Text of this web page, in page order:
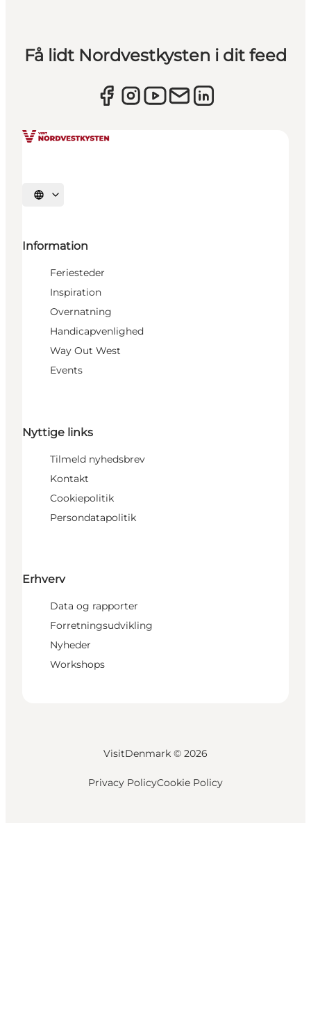
Få lidt Nordvestkysten i dit feed
Vælg sprog
Information
Feriesteder
Inspiration
Overnatning
Handicapvenlighed
Way Out West
Events
Nyttige links
Tilmeld nyhedsbrev
Kontakt
Cookiepolitik
Persondatapolitik
Erhverv
Data og rapporter
Forretningsudvikling
Nyheder
Workshops
VisitDenmark © 2026
Privacy PolicyCookie Policy